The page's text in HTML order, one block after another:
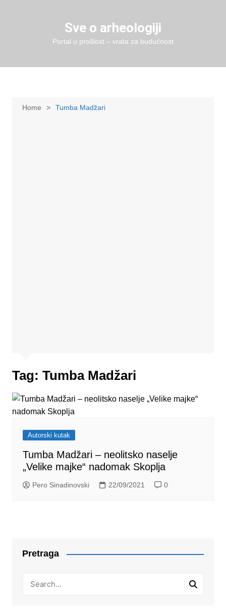
Sve o arheologiji
Portal u prošlost – vrata za budućnost
Home Tumba Madžari
Tag: Tumba Madžari
Autorski kutak
Tumba Madžari – neolitsko naselje
„Velike majke“ nadomak Skoplja
Pero Sinadinovski 22/09/2021 0
Pretraga